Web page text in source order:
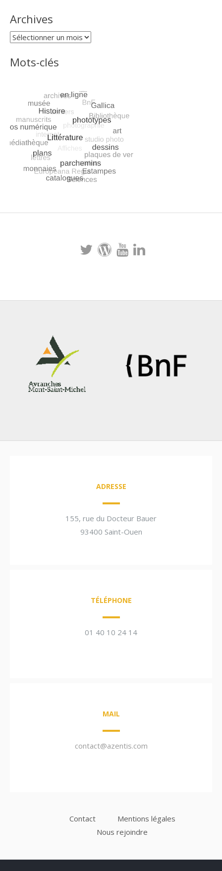
Archives
Archives
Mots-clés
ADRESSE
155, rue du Docteur Bauer
93400 Saint-Ouen
TÉLÉPHONE
01 40 10 24 14
MAIL
contact@azentis.com
Contact
Mentions légales
Nous rejoindre